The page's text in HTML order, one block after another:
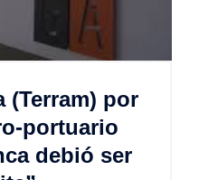
(Terram) por
portuario
debió ser